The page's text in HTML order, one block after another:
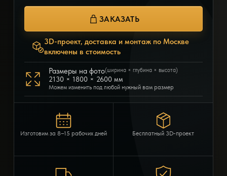
ЗАКАЗАТЬ
3D-проект, доставка и монтаж по Москве
включены в стоимость
Размеры на фото(ширина × глубина × высота)
2130 × 1800 × 2600 мм
Можем изменить под любой нужный вам размер
Изготовим за 8–15 рабочих дней Бесплатный 3D-проект